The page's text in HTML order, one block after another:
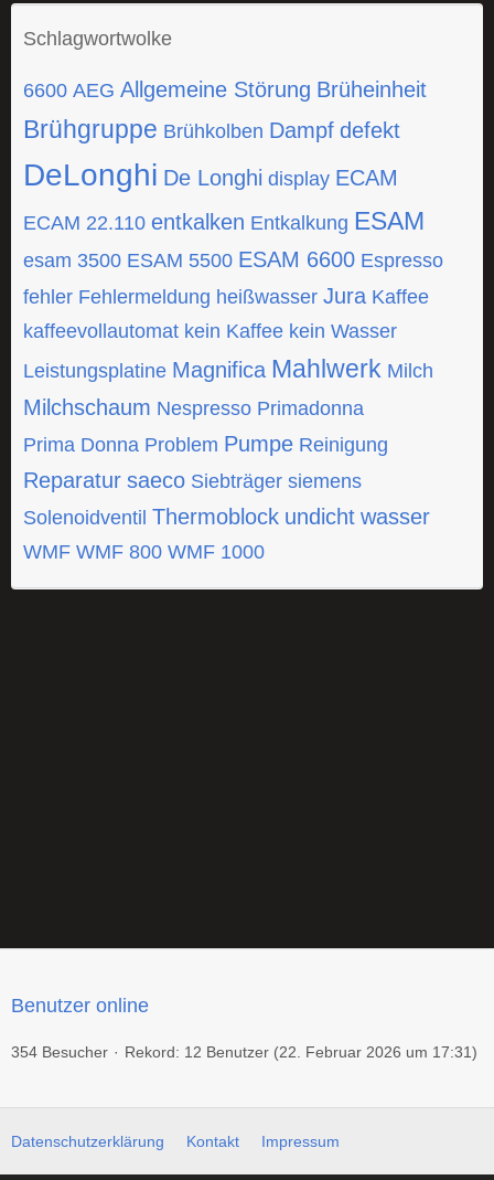
Schlagwortwolke
6600 AEG Allgemeine Störung Brüheinheit
Brühgruppe Brühkolben Dampf defekt
DeLonghi De Longhi display ECAM
ECAM 22.110 entkalken Entkalkung ESAM
esam 3500 ESAM 5500 ESAM 6600 Espresso
fehler Fehlermeldung heißwasser Jura Kaffee
kaffeevollautomat kein Kaffee kein Wasser
Leistungsplatine Magnifica Mahlwerk Milch
Milchschaum Nespresso Primadonna
Prima Donna Problem Pumpe Reinigung
Reparatur saeco Siebträger siemens
Solenoidventil Thermoblock undicht wasser
WMF WMF 800 WMF 1000
Benutzer online
354 Besucher Rekord: 12 Benutzer (22. Februar 2026 um 17:31)
Datenschutzerklärung Kontakt Impressum